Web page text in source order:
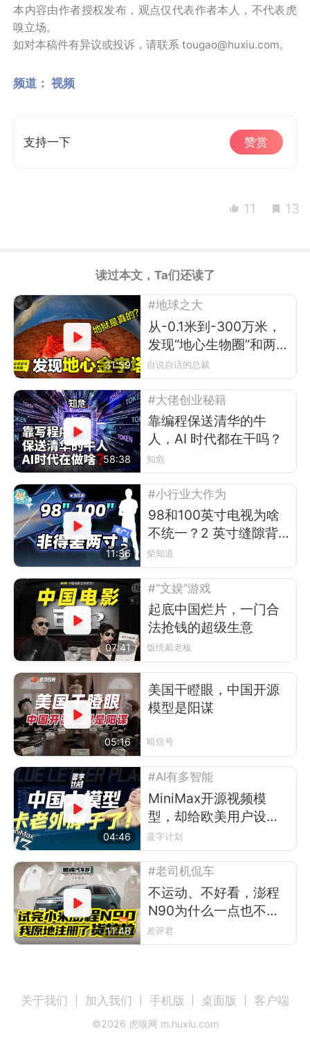
本内容由作者授权发布，观点仅代表作者本人，不代表虎
嗅立场。
如对本稿件有异议或投诉，请联系 tougao@huxiu.com。
频道： 视频
支持一下 赞赏
11 13
读过本文，Ta们还读了
31:59
#地球之大
从-0.1米到-300万米，
发现“地心生物圈”和两
座“地心金字塔”
自说自话的总裁
58:38
#大佬创业秘籍
靠编程保送清华的牛
人，AI 时代都在干吗？
知危
11:36
#小行业大作为
98和100英寸电视为啥
不统一？2 英寸缝隙背
后的行业故事
柴知道
07:41
#“文娱”游戏
起底中国烂片，一门合
法抢钱的超级生意
饭统戴老板
05:16
美国干瞪眼，中国开源
模型是阳谋
暗信号
04:46
#AI有多智能
MiniMax开源视频模
型，却给欧美用户设了
道门槛
蓝字计划
11:48
#老司机侃车
不运动、不好看，澎程
N90为什么一点也不像
小米？
差评君
关于我们 加入我们 手机版 桌面版 客户端
©2026 虎嗅网 m.huxiu.com